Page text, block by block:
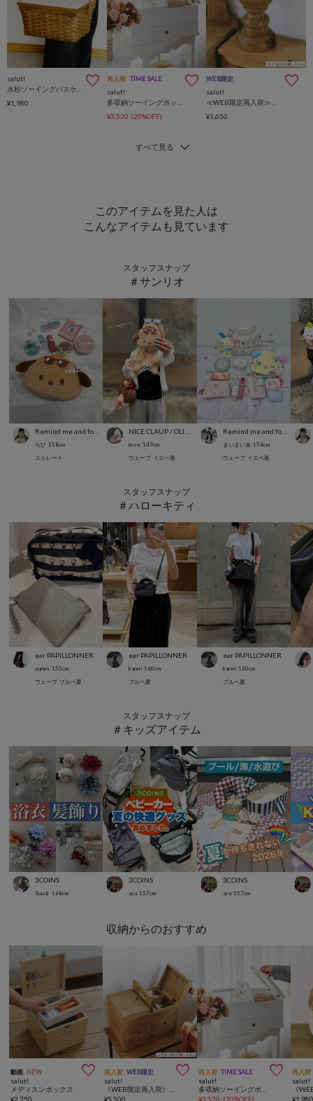
salut!
¥1,980
再入荷 TIME SALE
salut!
¥3,520 (20%OFF)
WEB限定
salut!
¥1,650
このアイテムを見た人は
こんなアイテムも見ています
スタッフスナップ
＃サンリオ
ちひ 158cm
ストレート
m o e 149cm
ウェーブ イエベ春
Remind me and forever
まいまい🎀 154cm
ウェーブ イエベ春
スタッフスナップ
＃ハローキティ
ear PAPILLONNER
yummi 155cm
ウェーブ ブルベ夏
ear PAPILLONNER
karen 160cm
ブルベ夏
ear PAPILLONNER
karen 160cm
ブルベ夏
スタッフスナップ
＃キッズアイテム
3COINS
Suu☺︎ 168cm
3COINS
aya 157cm
3COINS
aya 157cm
収納からのおすすめ
動画 NEW 
salut!
メディスンボックス
¥2,750
再入荷 WEB限定 
salut!
¥5,500
再入荷 TIME SALE 
salut!
¥3,520 (20%OFF)
再入荷
salut!
¥